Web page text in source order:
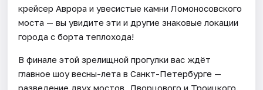
крейсер Аврора и увесистые камни Ломоносовского
моста — вы увидите эти и другие знаковые локации
города с борта теплохода!
В финале этой зрелищной прогулки вас ждёт
главное шоу весны-лета в Санкт-Петербурге —
разведение двух мостов, Дворцового и Троицкого.